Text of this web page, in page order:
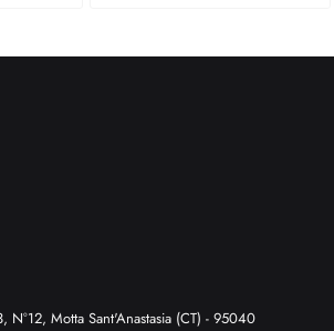
N°12, Motta Sant'Anastasia (CT) - 95040